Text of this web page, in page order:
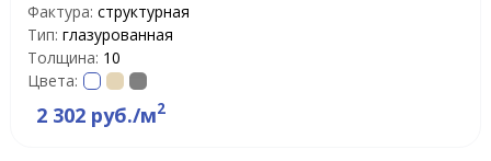
Фактура: структурная
Тип: глазурованная
Толщина: 10
Цвета:
2 302 руб./м2